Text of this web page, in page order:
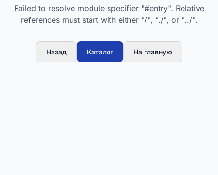
Failed to resolve module specifier "#entry". Relative
references must start with either "/", "./", or "../".
Назад Каталог На главную